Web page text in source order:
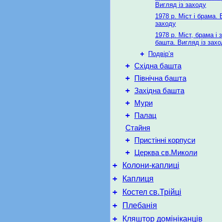
Вигляд із заходу
1978 р. Міст і брама.
заходу
1978 р. Міст, брама і
башта. Вигляд із
+
Подвір’я
+ Східна башта
+ Північна башта
+ Західна башта
+ Мури
+
Палац
Стайня
+ Пристінні корпуси
+ Церква св.Миколи
+ Колони-каплиці
+ Каплиця
+ Костел св.Трійці
+ Плебанія
+ Кляштор домініканців